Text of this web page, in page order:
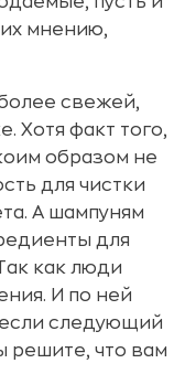
мнению,
свежей,
Хотя факт того,
образом не
для чистки
А шампуням
для
как люди
И по ней
следующий
решите, что вам